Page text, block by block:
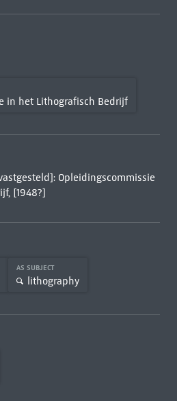
in het Lithografisch Bedrijf
Opleidingscommissie
[1948?]
AS SUBJECT
lithography